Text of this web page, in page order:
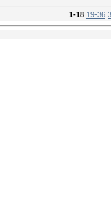
1-18 19-36